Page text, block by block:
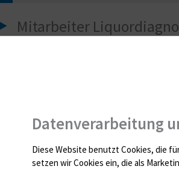
Mitarbeiter
birgit.holdt-
Datenverarbeitung
Diese Website benutzt Cookies, die
setzen wir Cookies ein, die als